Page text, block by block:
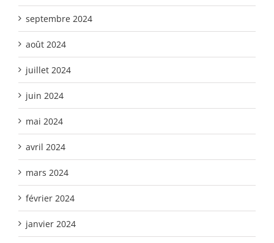
septembre 2024
août 2024
juillet 2024
juin 2024
mai 2024
avril 2024
mars 2024
février 2024
janvier 2024